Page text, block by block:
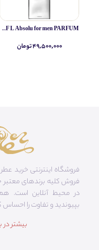
Yves Saint Laurent MYSLF L Absolu for men PARFUM
۴۹,۵۰۰,۰۰۰ تومان
فروشگاه اینترنتی خرید
فروش کلیه برندهای معتبر
در محیط آنلاین است.
بپیوندید و تفاوت را احساس
بیشتر در